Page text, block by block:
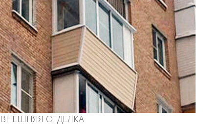
ВНЕШНЯЯ ОТДЕЛКА